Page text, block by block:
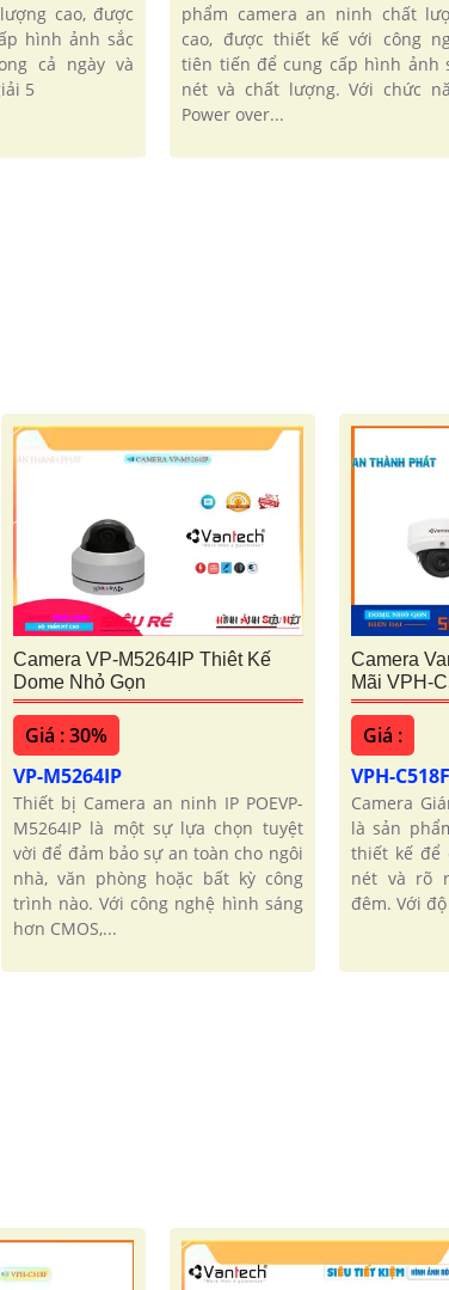
cao, được
hình ảnh sắc
cả ngày và
5
phẩm camera an ninh chất
cao, được thiết kế với công
tiên tiến để cung cấp hình ảnh
nét và chất lượng. Với chức
Power over...
Camera VP-M5264IP Thiêt Kế
Dome Nhỏ Gọn
Giá : 30%
VP-M5264IP
Thiết bị Camera an ninh IP POEVP-
M5264IP là một sự lựa chọn tuyệt
vời để đảm bảo sự an toàn cho ngôi
nhà, văn phòng hoặc bất kỳ công
trình nào. Với công nghệ hình sáng
hơn CMOS,...
Camera
Mãi VPH-
Giá :
VPH-C518F
Camera
là sản
thiết kế để
nét và rõ
đêm. Với